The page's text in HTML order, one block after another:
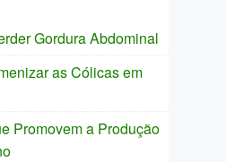
Gordura Abdominal
as Cólicas em
Promovem a Produção